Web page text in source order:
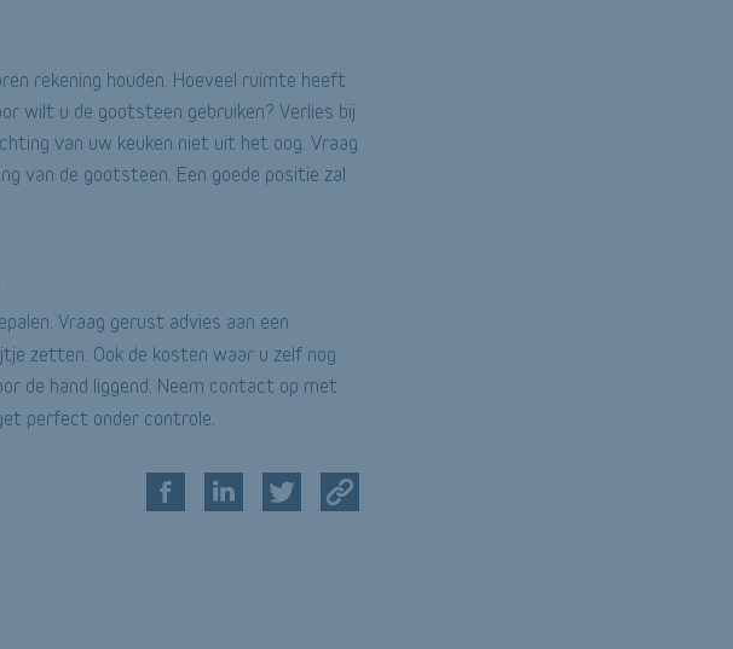
rekening houden. Hoeveel ruimte heeft
wilt u de gootsteen gebruiken? Verlies bij
van uw keuken niet uit het oog. Vraag
van de gootsteen. Een goede positie zal
Vraag gerust advies aan een
zetten. Ook de kosten waar u zelf nog
de hand liggend. Neem contact op met
perfect onder controle.